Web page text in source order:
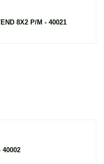
8X2 P/M - 40021
40002